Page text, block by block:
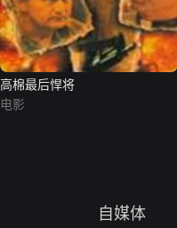
高棉最后悍将
电影
自媒体